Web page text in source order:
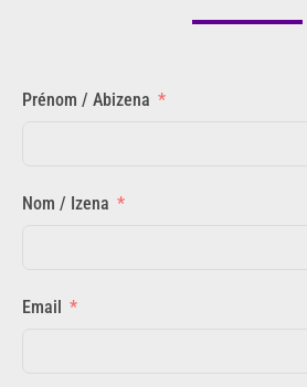
Prénom / Abizena
Nom / Izena
Email